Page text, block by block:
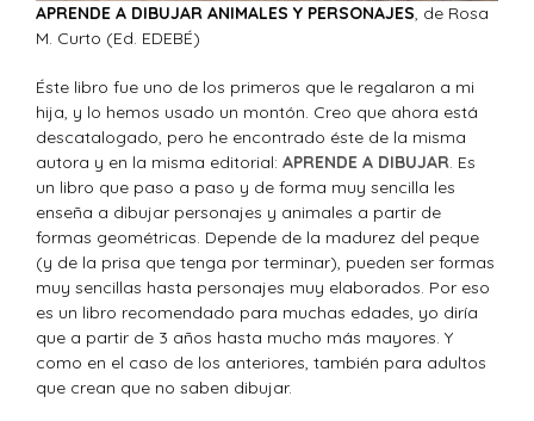
APRENDE A DIBUJAR ANIMALES Y PERSONAJES , de Rosa
M. Curto (Ed. EDEBÉ)
Éste libro fue uno de los primeros que le regalaron a mi
hija, y lo hemos usado un montón. Creo que ahora está
descatalogado, pero he encontrado éste de la misma
autora y en la misma editorial: APRENDE A DIBUJAR . Es
un libro que paso a paso y de forma muy sencilla les
enseña a dibujar personajes y animales a partir de
formas geométricas. Depende de la madurez del peque
(y de la prisa que tenga por terminar), pueden ser formas
muy sencillas hasta personajes muy elaborados. Por eso
es un libro recomendado para muchas edades, yo diría
que a partir de 3 años hasta mucho más mayores. Y
como en el caso de los anteriores, también para adultos
que crean que no saben dibujar.